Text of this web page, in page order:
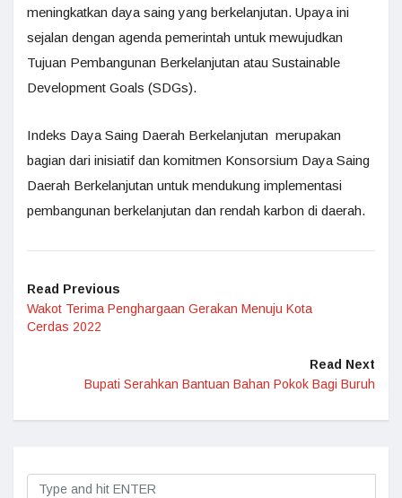
meningkatkan daya saing yang berkelanjutan. Upaya ini
sejalan dengan agenda pemerintah untuk mewujudkan
Tujuan Pembangunan Berkelanjutan atau Sustainable
Development Goals (SDGs).
Indeks Daya Saing Daerah Berkelanjutan merupakan
bagian dari inisiatif dan komitmen Konsorsium Daya Saing
Daerah Berkelanjutan untuk mendukung implementasi
pembangunan berkelanjutan dan rendah karbon di daerah.
Read Previous
Wakot Terima Penghargaan Gerakan Menuju Kota
Cerdas 2022
Read Next
Bupati Serahkan Bantuan Bahan Pokok Bagi Buruh